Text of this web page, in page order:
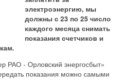
электроэнергию, мы
должны с 23 по 25 число
каждого месяца снимать
показания счетчиков и
РАО - Орловский энергосбыт»
показания можно самыми